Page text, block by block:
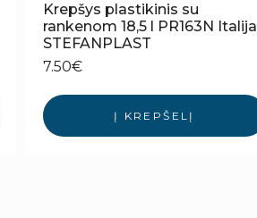
Krepšys plastikinis su
rankenom 18,5 l PR163N Italija
STEFANPLAST
7.50€
Į KREPŠELĮ